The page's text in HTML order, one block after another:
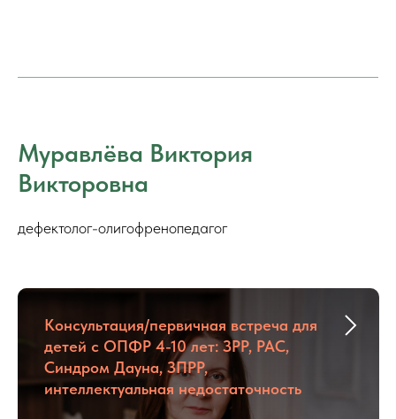
Муравлёва Виктория
Викторовна
дефектолог-олигофренопедагог
Консультация/первичная встреча для
детей с ОПФР 4-10 лет: ЗРР, РАС,
Синдром Дауна, ЗПРР,
интеллектуальная недостаточность